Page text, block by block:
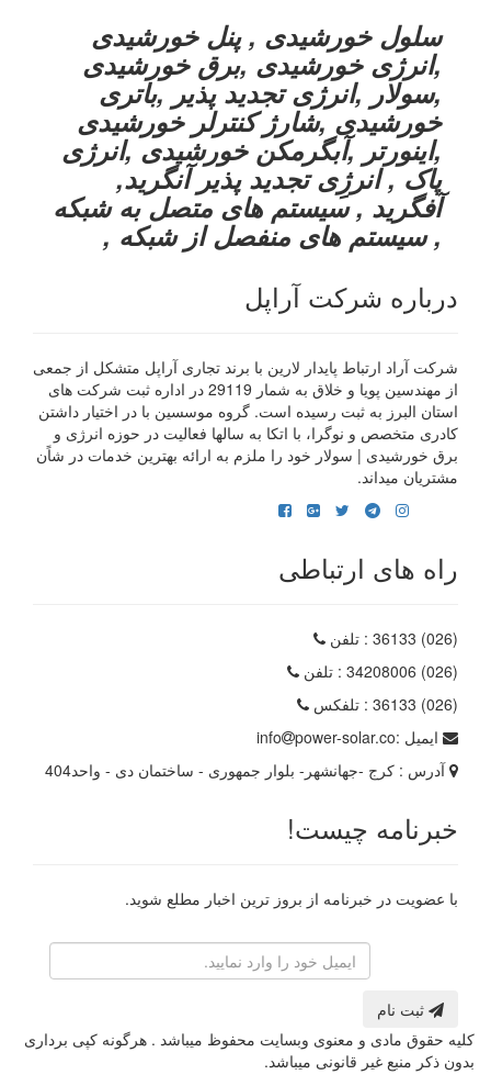
سلول خورشیدی , پنل خورشیدی
,انرژی خورشیدی ,برق خورشیدی
,سولار ,انرژی تجدید پذیر ,باتری
خورشیدی ,شارژ کنترلر خورشیدی
,اینورتر ,آبگرمکن خورشیدی ,انرژی
پاک , انرژِی تجدید پذیر آنگرید,
آفگرید , سیستم های متصل به شبکه
, سیستم های منفصل از شبکه ,
درباره شرکت آراپل
شرکت آراد ارتباط پایدار لارین با برند تجاری آراپل متشکل از جمعی
از مهندسین پویا و خلاق به شمار 29119 در اداره ثبت شرکت های
استان البرز به ثبت رسیده است. گروه موسسین با در اختیار داشتن
کادری متخصص و نوگرا، با اتکا به سالها فعالیت در حوزه انرژی و
برق خورشیدی | سولار خود را ملزم به ارائه بهترین خدمات در شاًن
مشتریان میداند.
راه های ارتباطی
(026) 36133
: تلفن
(026) 34208006
: تلفن
(026) 36133
: تلفکس
ایمیل :
info
power-solar.co
آدرس : کرج -جهانشهر- بلوار جمهوری - ساختمان دی - واحد404
خبرنامه چیست!
با عضویت در خبرنامه از بروز ترین اخبار مطلع شوید.
ثبت نام
کلیه حقوق مادی و معنوی وبسایت محفوظ میباشد . هرگونه کپی برداری
بدون ذکر منبع غیر قانونی میباشد.